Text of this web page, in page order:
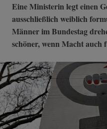
Eine Ministerin legt einen
ausschließlich weiblich
Männer im Bundestag
schöner, wenn Macht